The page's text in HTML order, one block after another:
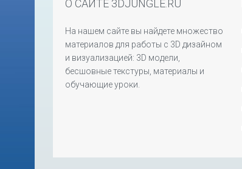
О САЙТЕ 3DJUNGLE.RU
На нашем сайте вы найдете множество
материалов для работы с 3D дизайном
и визуализацией: 3D модели,
бесшовные текстуры, материалы и
обучающие уроки.